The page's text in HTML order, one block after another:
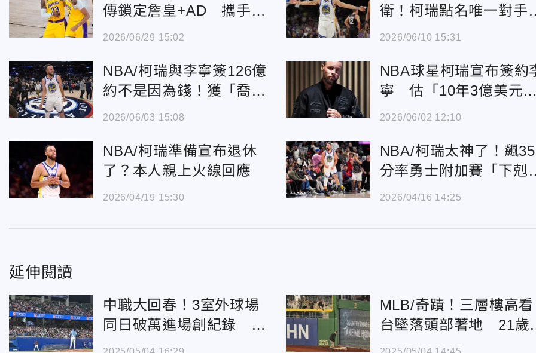
傳鎖定詹皇+AD 攜手柯
瑞拚冠
2026/06/29 15:02
衛！柯瑞點名唯一對手
頂多就是魔術強森
2026/06/10 15:31
NBA/柯瑞與李寧簽126億
約不是因為錢！獲「喬丹
級待遇」成關鍵
2026/06/03 15:08
NBA球星柯瑞宣布簽約
寧 估「10年3億美元」
陸網反應兩極
2026/06/02 12:10
NBA/柯瑞準備宣布退休
了？本人親上火線回應
2026/04/19 15:30
NBA/柯瑞太神了！飆35
分率勇士附加賽「下剋
上」逆轉淘汰快艇
2026/04/16 14:25
延伸閱讀
中職大回春！3室外球場
同日破萬進場創紀錄 球
迷：做夢都想不到
MLB/奇蹟！三層樓高看
台墜落頭部著地 21歲
迷清醒了可說話